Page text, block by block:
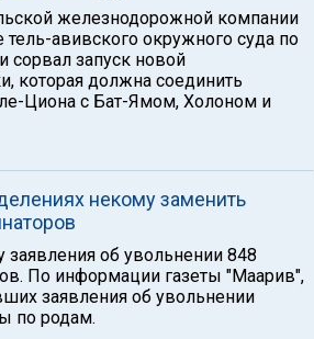
железнодорожной компании
авивского окружного суда по
запуск новой
которая должна соединить
Циона с Бат-Ямом, Холоном и
некому заменить
заявления об увольнении 848
По информации газеты "Маарив",
заявления об увольнении
по родам.